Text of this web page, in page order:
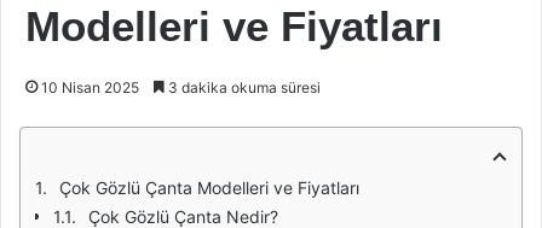
Modelleri ve Fiyatları
10 Nisan 2025 3 dakika okuma süresi
Çok Gözlü Çanta Modelleri ve Fiyatları
Çok Gözlü Çanta Nedir?